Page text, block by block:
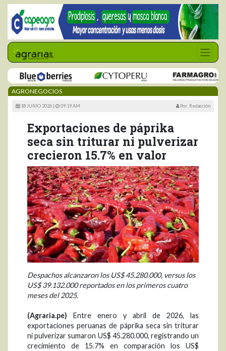
AGRONEGOCIOS
18 JUNIO 2026 | 09:19 AM Por: Redacción
Exportaciones de páprika
seca sin triturar ni pulverizar
crecieron 15.7% en valor
Despachos alcanzaron los US$ 45.280.000, versus los
US$ 39.132.000 reportados en los primeros cuatro
meses del 2025.
(Agraria.pe) Entre enero y abril de 2026, las
exportaciones peruanas de páprika seca sin triturar
ni pulverizar sumaron US$ 45.280.000, registrando un
crecimiento de 15.7% en comparación los US$